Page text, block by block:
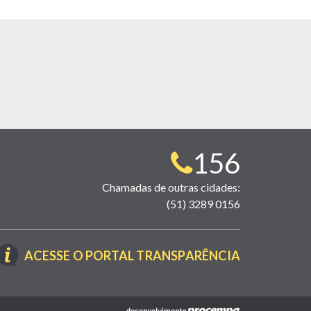
Telefone
para
contato:
156
Chamadas de outras cidades:
(51) 3289 0156
ACESSE O PORTAL TRANSPARÊNCIA(LINK